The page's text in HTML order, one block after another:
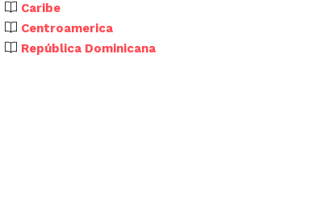
Caribe
Centroamerica
República Dominicana